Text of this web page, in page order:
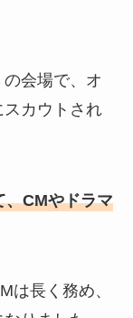
の会場で、オ
スカウトされ
、CMやドラマ
は長く務め、